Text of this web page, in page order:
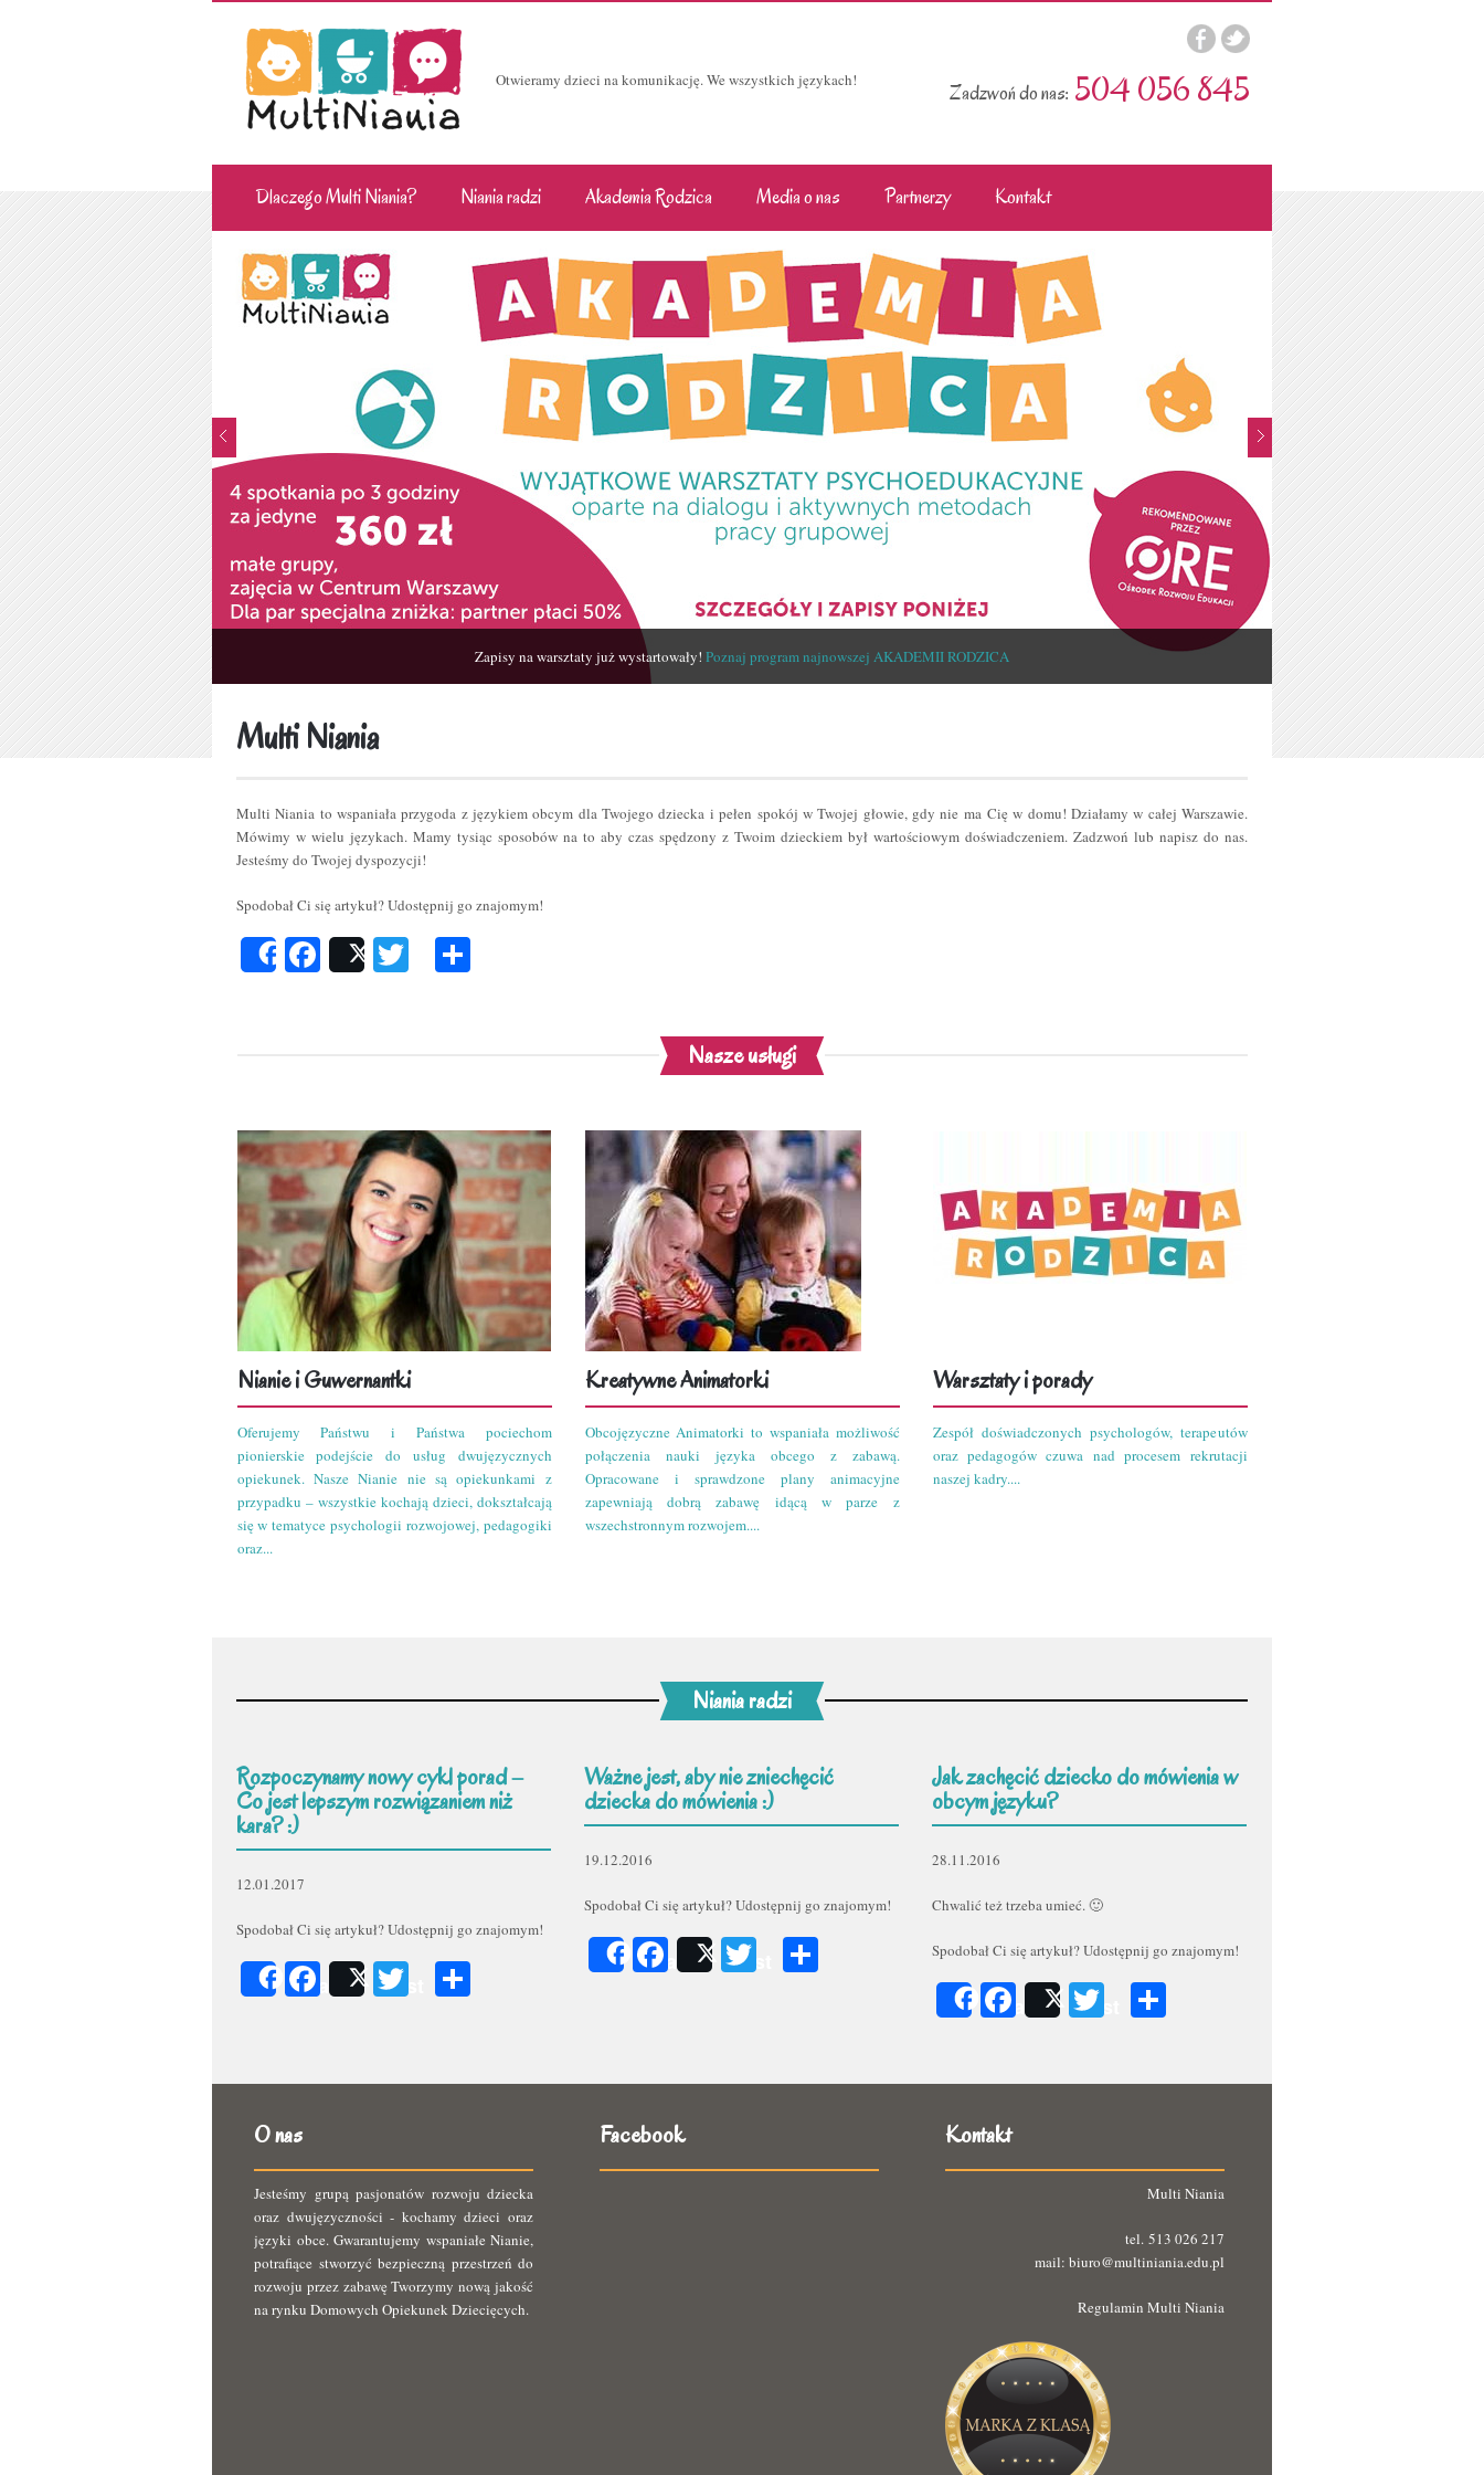
Otwieramy dzieci na komunikację. We wszystkich językach! 504 056 845
Zadzwoń do nas:
Dlaczego Multi Niania? Niania radzi Akademia Rodzica Media o nas Partnerzy Kontakt
Zapisy na warsztaty już wystartowały! Poznaj program najnowszej AKADEMII RODZICA
Multi Niania
Multi Niania to wspaniała przygoda z językiem obcym dla Twojego dziecka i pełen spokój w Twojej głowie, gdy nie ma Cię w domu! Działamy w całej Warszawie.
Mówimy w wielu językach. Mamy tysiąc sposobów na to aby czas spędzony z Twoim dzieckiem był wartościowym doświadczeniem. Zadzwoń lub napisz do nas.
Jesteśmy do Twojej dyspozycji!
Spodobał Ci się artykuł? Udostępnij go znajomym!
ShareFacebook
Post Twitter
Nasze usługi
Nianie i Guwernantki
Oferujemy Państwu i Państwa pociechom
pionierskie podejście do usług dwujęzycznych
opiekunek. Nasze Nianie nie są opiekunkami z
przypadku – wszystkie kochają dzieci, dokształcają
się w tematyce psychologii rozwojowej, pedagogiki
oraz...
Kreatywne Animatorki
Obcojęzyczne Animatorki to wspaniała możliwość
połączenia nauki języka obcego z zabawą.
Opracowane i sprawdzone plany animacyjne
zapewniają dobrą zabawę idącą w parze z
wszechstronnym rozwojem....
Warsztaty i porady
Zespół doświadczonych psychologów, terapeutów
oraz pedagogów czuwa nad procesem rekrutacji
naszej kadry....
Niania radzi
Rozpoczynamy nowy cykl porad –
Co jest lepszym rozwiązaniem niż
kara? :)
12.01.2017
Spodobał Ci się artykuł? Udostępnij go znajomym!
ShareFacebook
Post Twitter
Ważne jest, aby nie zniechęcić
dziecka do mówienia :)
19.12.2016
Spodobał Ci się artykuł? Udostępnij go znajomym!
ShareFacebook
Post Twitter
Jak zachęcić dziecko do mówienia w
obcym języku?
28.11.2016
Chwalić też trzeba umieć. 🙂
Spodobał Ci się artykuł? Udostępnij go znajomym!
ShareFacebook
Post Twitter
O nas
Jesteśmy grupą pasjonatów rozwoju dziecka
oraz dwujęzyczności - kochamy dzieci oraz
języki obce. Gwarantujemy wspaniałe Nianie,
potrafiące stworzyć bezpieczną przestrzeń do
rozwoju przez zabawę Tworzymy nową jakość
na rynku Domowych Opiekunek Dziecięcych.
Facebook Kontakt
Multi Niania
tel. 513 026 217
mail: biuro@multiniania.edu.pl
Regulamin Multi Niania